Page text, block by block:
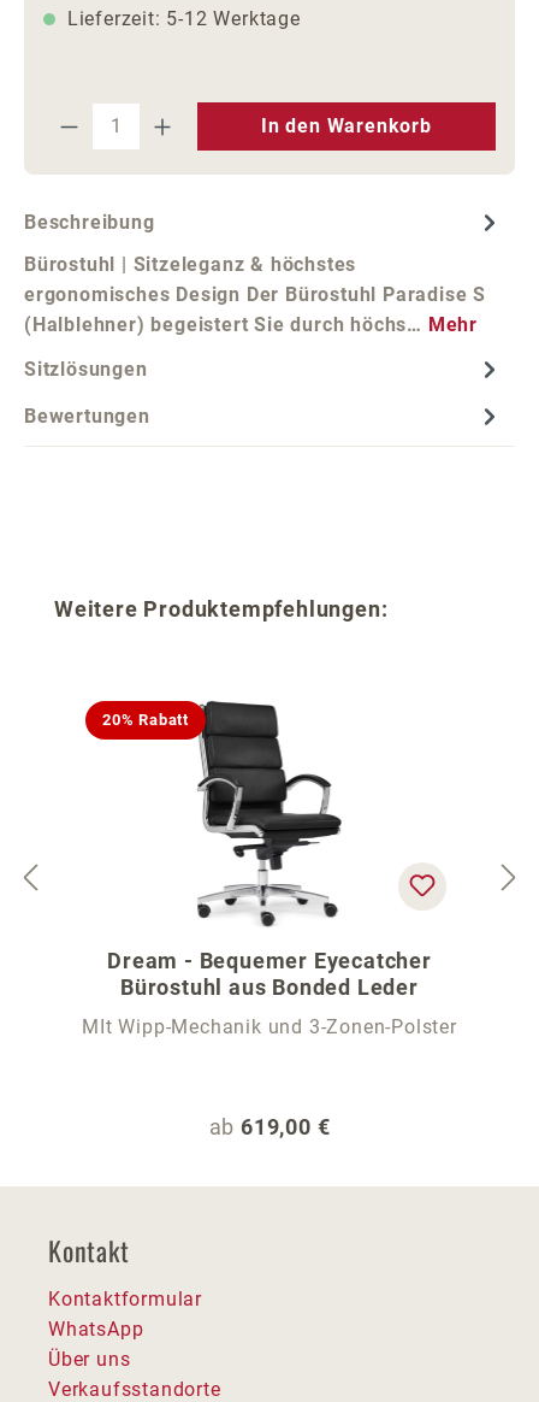
Lieferzeit: 5-12 Werktage
Produkt Anzahl: Gib den
In den Warenkorb
Beschreibung
Bürostuhl | Sitzeleganz & höchstes
ergonomisches Design Der Bürostuhl Paradise S
(Halblehner) begeistert Sie durch höchs… Mehr
Sitzlösungen
Bewertungen
Produktgalerie überspringen
Weitere Produktempfehlungen:
20% Rabatt
Dream - Bequemer Eyecatcher
Bürostuhl aus Bonded Leder
MIt Wipp-Mechanik und 3-Zonen-Polster
Regulärer Preis:
ab 619,00 €
Kontakt
Kontaktformular
WhatsApp
Über uns
Verkaufsstandorte